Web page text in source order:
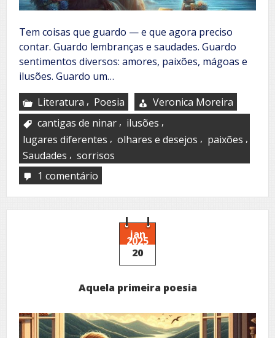
Tem coisas que guardo — e que agora preciso
contar. Guardo lembranças e saudades. Guardo
sentimentos diversos: amores, paixões, mágoas e
ilusões. Guardo um…
Literatura , Poesia
Veronica Moreira
cantigas de ninar , ilusões ,
lugares diferentes , olhares e desejos , paixões ,
Saudades , sorrisos
1 comentário
guardados
jan
2025
20
Aquela primeira poesia